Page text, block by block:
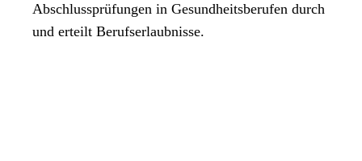
Abschlussprüfungen in Gesundheitsberufen durch
und erteilt Berufserlaubnisse.